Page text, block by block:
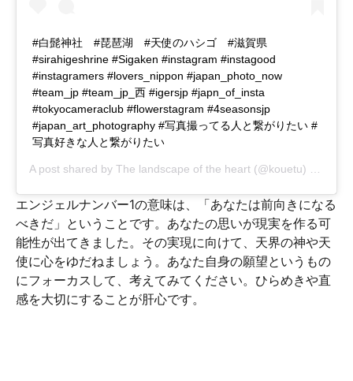
#白髭神社 #琵琶湖 #天使のハシゴ #滋賀県
#sirahigeshrine #Sigaken #instagram #instagood
#instagramers #lovers_nippon #japan_photo_now
#team_jp #team_jp_西 #igersjp #japn_of_insta
#tokyocameraclub #flowerstagram #4seasonsjp
#japan_art_photography #写真撮ってる人と繋がりたい #
写真好きな人と繋がりたい
A post shared by The landscape of the heart (@kouetu) on
エンジェルナンバー1の意味は、「あなたは前向きになる
べきだ」ということです。あなたの思いが現実を作る可
能性が出てきました。その実現に向けて、天界の神や天
使に心をゆだねましょう。あなた自身の願望というもの
にフォーカスして、考えてみてください。ひらめきや直
感を大切にすることが肝心です。